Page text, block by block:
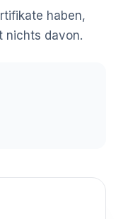
haben,
nichts davon.